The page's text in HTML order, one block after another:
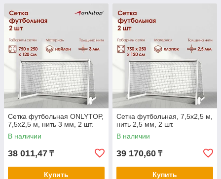
Сетка футбольная ONLYTOP,
7,5х2,5 м, нить 3 мм, 2 шт.
В наличии
38 011,47 ₸
Купить
Сетка футбольная, 7,5х2,5 м,
нить 2,5 мм, 2 шт.
В наличии
39 170,60 ₸
Купить